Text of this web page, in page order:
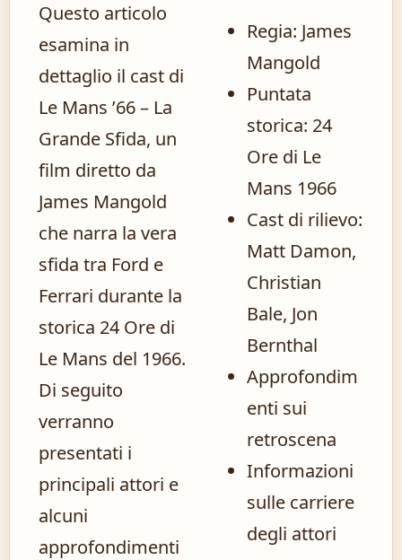
Questo articolo
esamina in
dettaglio il cast di
Le Mans ’66 – La
Grande Sfida, un
film diretto da
James Mangold
che narra la vera
sfida tra Ford e
Ferrari durante la
storica 24 Ore di
Le Mans del 1966.
Di seguito
verranno
presentati i
principali attori e
alcuni
approfondimenti
Regia: James
Mangold
Puntata
storica: 24
Ore di Le
Mans 1966
Cast di rilievo:
Matt Damon,
Christian
Bale, Jon
Bernthal
Approfondim
enti sui
retroscena
Informazioni
sulle carriere
degli attori